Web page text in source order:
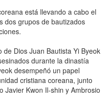
está llevando a cabo el
dos grupos de bautizados
Dios Juan Bautista Yi Byeok
durante la dinastía
desempeñó un papel
cristiana coreana, junto
Javier Kwon Il-shin y Ambrosio